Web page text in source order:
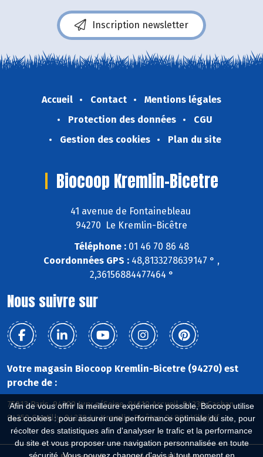
Afin de vous offrir la meilleure expérience possible, Biocoop utilise
des cookies : pour assurer une performance optimale du site, pour
récolter des statistiques afin d'analyser le trafic et la performance
du site et vous proposer une navigation personnalisée en toute
Inscription newsletter
Accueil Contact
Mentions légales
Protection des données
CGU
Gestion des cookies
Plan du site
Biocoop Kremlin-Bicetre
41 avenue de Fontainebleau
94270 Le Kremlin-Bicêtre
Téléphone : 01 46 70 86 48
Coordonnées GPS : 48,8133278639147 ° ,
2,36156884477464 °
Nous suivre sur
Votre magasin Biocoop Kremlin-Bicetre (94270) est
proche de :
75013 Paris, 94200 Ivry s/Seine, 94110 Arcueil, 94230 Cachan,
94250 Gentilly, 94270 Le Kremlin-Bicêtre, 94800 Villejuif